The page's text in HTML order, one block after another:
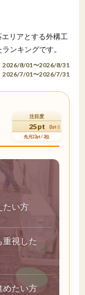
リアとする外構工
ンキングです。
2026/8/01〜2026/8/31
2026/7/01〜2026/7/31
注目度
25pt (3pt↑)
先月22pt / 2位
たい方
視した
めたい方